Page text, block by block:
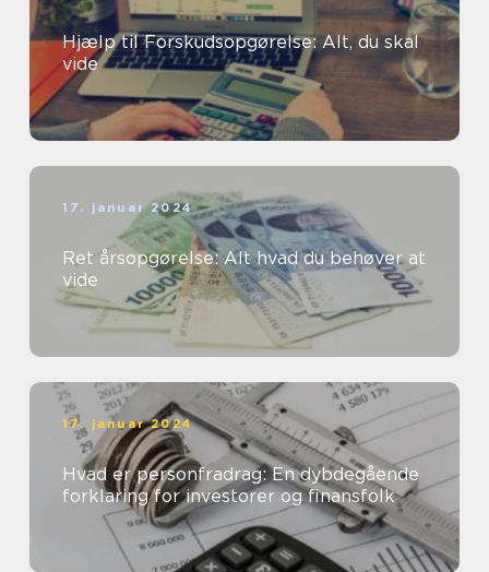
Hjælp til Forskudsopgørelse: Alt, du skal
vide
17. januar 2024
Ret årsopgørelse: Alt hvad du behøver at
vide
17. januar 2024
Hvad er personfradrag: En dybdegående
forklaring for investorer og finansfolk